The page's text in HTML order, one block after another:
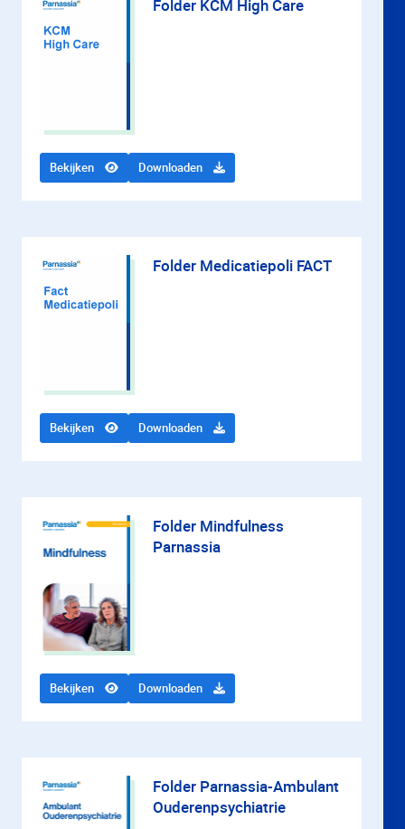
Folder KCM High Care
Bekijken Downloaden
Folder Medicatiepoli FACT
Bekijken Downloaden
Folder Mindfulness
Parnassia
Bekijken Downloaden
Folder Parnassia-Ambulant
Ouderenpsychiatrie